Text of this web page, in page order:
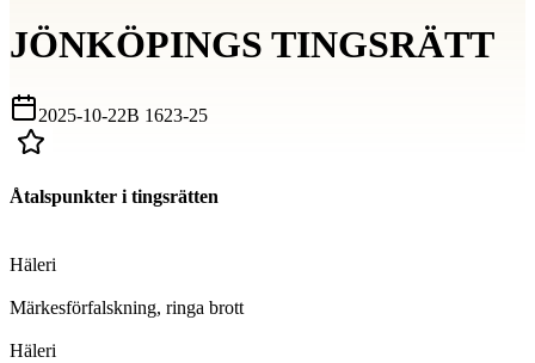
JÖNKÖPINGS TINGSRÄTT
2025-10-22B 1623-25
Åtalspunkter i tingsrätten
Häleri
Märkesförfalskning, ringa brott
Häleri